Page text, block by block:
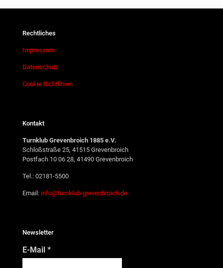
Rechtliches
Impressum
Datenschutz
Cookie Richtlinien
Kontakt
Turnklub Grevenbroich 1885 e.V.
Schloßstraße 25, 41515 Grevenbroich
Postfach 10 06 28, 41490 Grevenbroich
Tel.: 02181-5500
Email: info@turnklub-grevenbroich.de
Newsletter
E-Mail *